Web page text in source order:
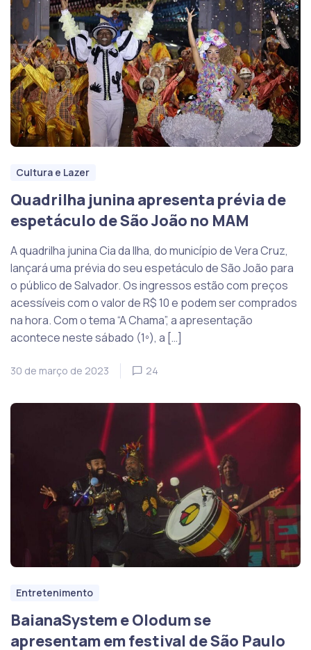
Cultura e Lazer
Quadrilha junina apresenta prévia de
espetáculo de São João no MAM
A quadrilha junina Cia da Ilha, do município de Vera Cruz,
lançará uma prévia do seu espetáculo de São João para
o público de Salvador. Os ingressos estão com preços
acessíveis com o valor de R$ 10 e podem ser comprados
na hora. Com o tema “A Chama”, a apresentação
acontece neste sábado (1º), a […]
30 de março de 2023 24
Entretenimento
BaianaSystem e Olodum se
apresentam em festival de São Paulo